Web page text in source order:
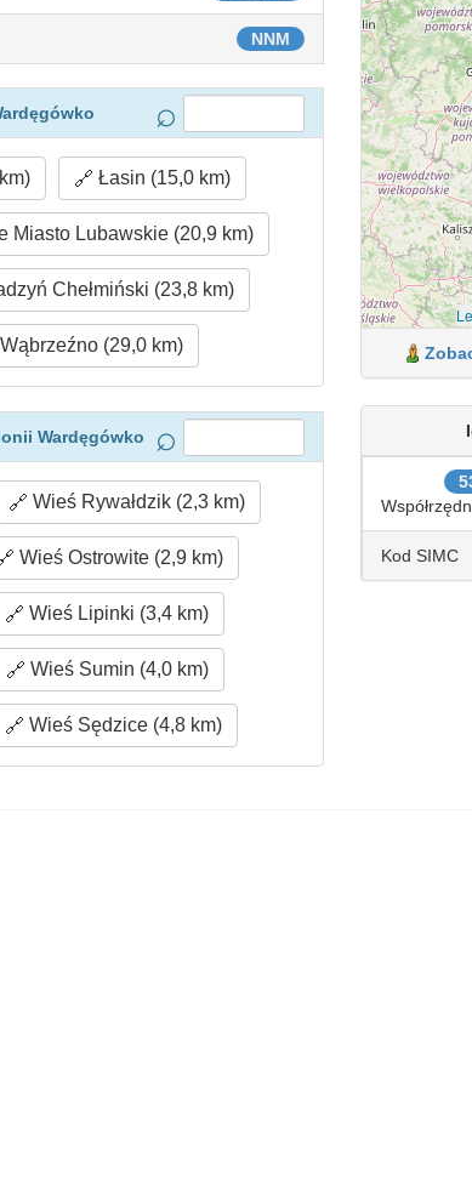
NNM
Łasin (15,0 km)
Miasto Lubawskie (20,9 km)
Chełmiński (23,8 km)
Wąbrzeźno (29,0 km)
Wardęgówko
Wieś Rywałdzik (2,3 km)
Wieś Ostrowite (2,9 km)
Wieś Lipinki (3,4 km)
Wieś Sumin (4,0 km)
Wieś Sędzice (4,8 km)
Kod SIMC